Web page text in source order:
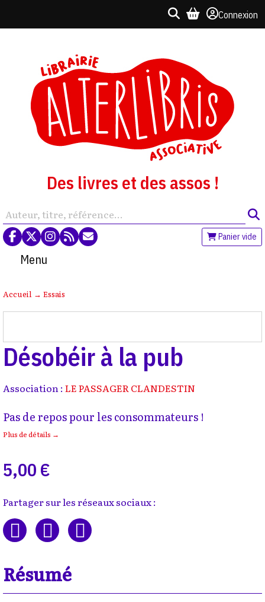
Connexion
Des livres et des assos !
Panier vide
Menu
Accueil → Essais
Désobéir à la pub
Association : LE PASSAGER CLANDESTIN
Pas de repos pour les consommateurs !
Plus de détails →
5,00 €
Partager sur les réseaux sociaux :
Résumé